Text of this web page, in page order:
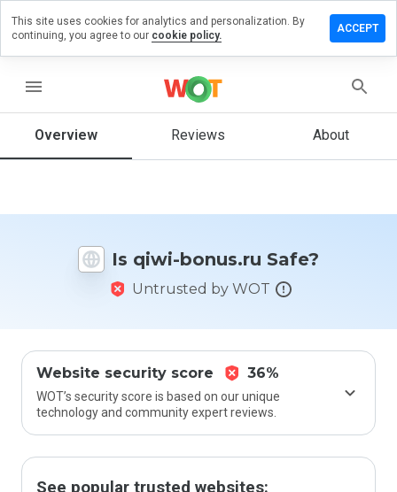
menu
Overview Reviews About
Is qiwi-bonus.ru Safe?
Untrusted by WOT
Website security score 36%
WOT’s security score is based on our unique
technology and community expert reviews.
See popular trusted websites:
a
qiwi-
you
This site uses cookies for analytics and personalization. By
continuing, you agree to our cookie policy.
ACCEPT